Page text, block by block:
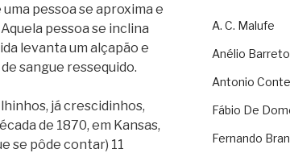
pessoa se aproxima e
pessoa se inclina
levanta um alçapão e
sangue ressequido.
já crescidinhos,
de 1870, em Kansas,
se pôde contar) 11
A. C. Malufe
Anélio Barreto
Antonio
Fábio De
Fernando